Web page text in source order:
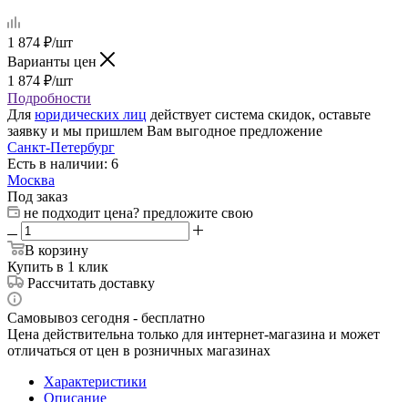
1 874 ₽/шт
Варианты цен
1 874 ₽/шт
Подробности
Для юридических лиц действует система скидок, оставьте
заявку и мы пришлем Вам выгодное предложение
Санкт-Петербург
Есть в наличии: 6
Москва
Под заказ
не подходит цена? предложите свою
В корзину
Купить в 1 клик
Рассчитать доставку
Самовывоз сегодня - бесплатно
Цена действительна только для интернет-магазина и может
отличаться от цен в розничных магазинах
Характеристики
Описание